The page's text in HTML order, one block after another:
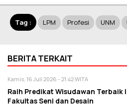
Tag : LPM Profesi UNM
BERITA TERKAIT
Kamis, 16 Juli 2026 - 21:42 WITA
Raih Predikat Wisudawan Terbaik
Fakultas Seni dan Desain